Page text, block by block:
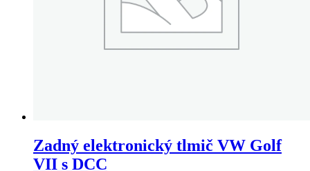
Zadný elektronický tlmič VW Golf
VII s DCC